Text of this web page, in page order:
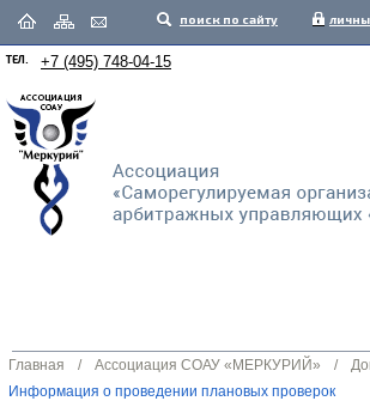
поиск по сайту
ТЕЛ. +7 (495) 748-04-15
Главная / Ассоциация СОАУ «МЕРКУРИЙ» /
Информация о проведении плановых проверок